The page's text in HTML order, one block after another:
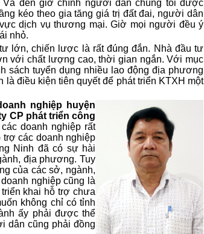
Và đến giờ chính người dân chúng tôi được
kéo theo gia tăng giá trị đất đai, người dân
dịch vụ thương mại. Giờ mọi người đều ý
nhỏ.
lớn, chiến lược là rất đúng đắn. Nhà đầu tư
với chất lượng cao, thời gian ngắn. Với mục
sách tuyển dụng nhiều lao động địa phương
điều kiện tiên quyết để phát triển KTXH một
nghiệp huyện
CP phát triển công
doanh nghiệp rất
trợ các doanh nghiệp
Ninh đã có sự hài
địa phương. Tuy
của các sở, ngành,
nghiệp cũng là
khai hỗ trợ chưa
không chỉ có tỉnh
ấy phải được thể
dân cũng phải đồng